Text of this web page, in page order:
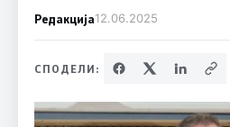
Редакција12.06.2025
СПОДЕЛИ: